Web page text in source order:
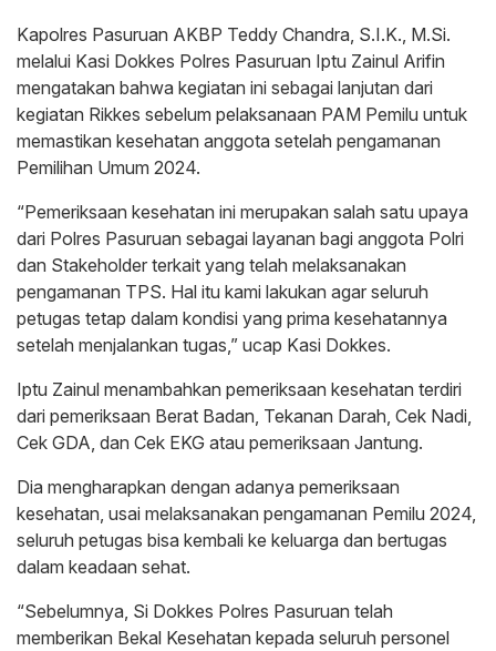
Kapolres Pasuruan AKBP Teddy Chandra, S.I.K., M.Si.
melalui Kasi Dokkes Polres Pasuruan Iptu Zainul Arifin
mengatakan bahwa kegiatan ini sebagai lanjutan dari
kegiatan Rikkes sebelum pelaksanaan PAM Pemilu untuk
memastikan kesehatan anggota setelah pengamanan
Pemilihan Umum 2024.
“Pemeriksaan kesehatan ini merupakan salah satu upaya
dari Polres Pasuruan sebagai layanan bagi anggota Polri
dan Stakeholder terkait yang telah melaksanakan
pengamanan TPS. Hal itu kami lakukan agar seluruh
petugas tetap dalam kondisi yang prima kesehatannya
setelah menjalankan tugas,” ucap Kasi Dokkes.
Iptu Zainul menambahkan pemeriksaan kesehatan terdiri
dari pemeriksaan Berat Badan, Tekanan Darah, Cek Nadi,
Cek GDA, dan Cek EKG atau pemeriksaan Jantung.
Dia mengharapkan dengan adanya pemeriksaan
kesehatan, usai melaksanakan pengamanan Pemilu 2024,
seluruh petugas bisa kembali ke keluarga dan bertugas
dalam keadaan sehat.
“Sebelumnya, Si Dokkes Polres Pasuruan telah
memberikan Bekal Kesehatan kepada seluruh personel